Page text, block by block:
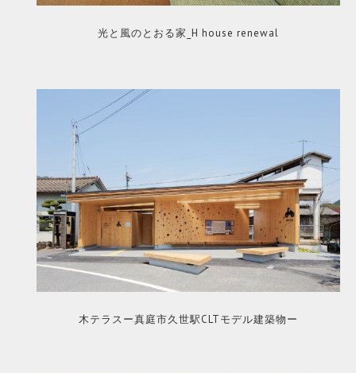
光と風のとおる家_H house renewal
木テラスー真庭市久世駅CLTモデル建築物ー